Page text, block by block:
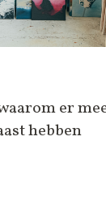
er
hebben